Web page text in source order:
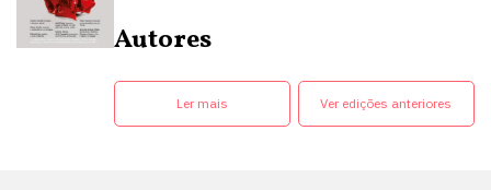
Autores
Ler mais Ver edições anteriores